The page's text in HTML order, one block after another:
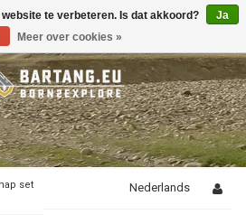
set
Nederlands
te verbeteren. Is dat akkoord?
Ja
Meer over cookies »